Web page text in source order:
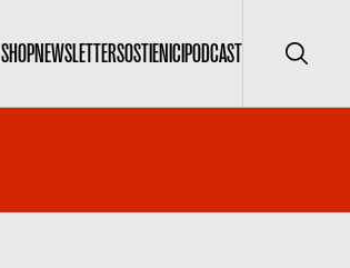
SHOPNEWSLETTERSOSTIENICIPODCAST Cerca